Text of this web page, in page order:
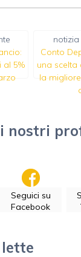
al 5%
notizia
Conto
una scelta
la
nostri
Seguici su
Facebook